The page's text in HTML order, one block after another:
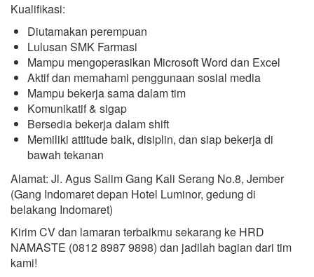
Kualifikasi:
Diutamakan perempuan
Lulusan SMK Farmasi
Mampu mengoperasikan Microsoft Word dan Excel
Aktif dan memahami penggunaan sosial media
Mampu bekerja sama dalam tim
Komunikatif & sigap
Bersedia bekerja dalam shift
Memiliki attitude baik, disiplin, dan siap bekerja di
bawah tekanan
Alamat: Jl. Agus Salim Gang Kali Serang No.8, Jember
(Gang Indomaret depan Hotel Luminor, gedung di
belakang Indomaret)
Kirim CV dan lamaran terbaikmu sekarang ke HRD
NAMASTE (0812 8987 9898) dan jadilah bagian dari tim
kami!